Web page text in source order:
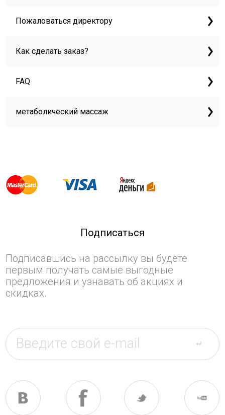
Пожаловаться директору
Как сделать заказ?
FAQ
метаболический массаж
Подписаться
Подписавшись на рассылку вы будете
первым получать самые выгодные
предложения и узнавать об акциях и
скидках.